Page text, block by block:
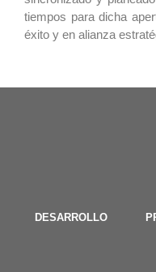
tiempos para dicha
éxito y en alianza
DESARROLLO